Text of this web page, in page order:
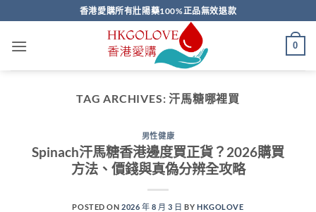
to
content
香港愛購所有壯陽藥100%正品無效退款
0
TAG ARCHIVES:汗馬糖哪裡買
男性健康
Spinach汗馬糖香港邊度買正貨？2026購買
方法、價錢與真偽分辨全攻略
POSTED ON2026 年 8 月 3 日 BYHKGOLOVE